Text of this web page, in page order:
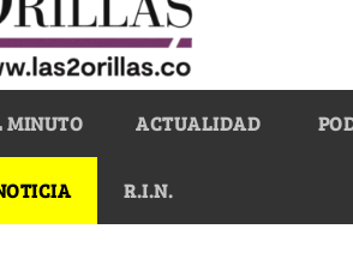
MINUTO ACTUALIDAD
R.I.N.